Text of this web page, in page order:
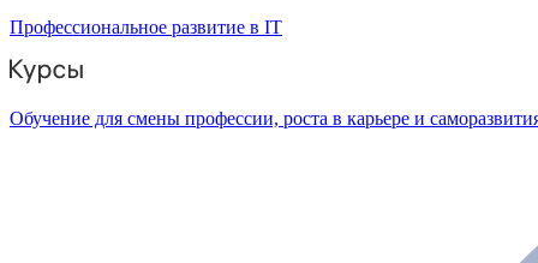
Профессиональное развитие в IT
Обучение для смены профессии, роста в карьере и